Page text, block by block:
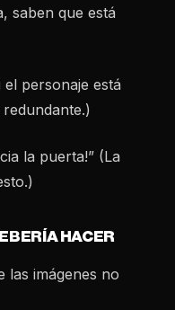
saben que está
el personaje está
la puerta!” (La
HACER
las imágenes no